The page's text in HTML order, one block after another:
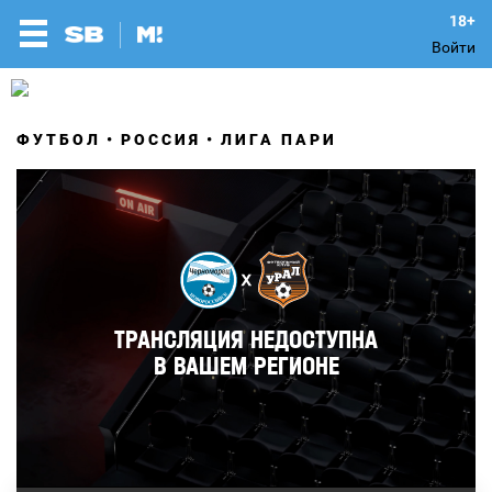
Войти
ФУТБОЛ РОССИЯ ЛИГА ПАРИ